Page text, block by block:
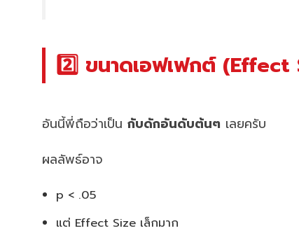
2️⃣ ขนาดเอฟเฟกต์ (Effect
อันนี้พี่ถือว่าเป็น กับดักอันดับต้นๆ เลยครับ
ผลลัพธ์อาจ
p < .05
แต่ Effect Size เล็กมาก